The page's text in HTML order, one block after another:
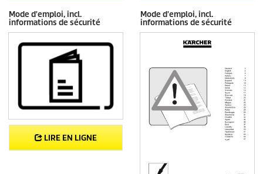
Mode d'emploi, incl.
informations de sécurité
LIRE EN LIGNE
Mode d'emploi, incl.
informations de sécurité